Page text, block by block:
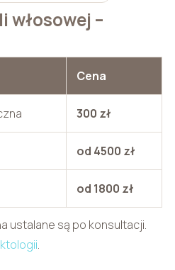
włosowej –
Cena
300 zł
od 4500 zł
od 1800 zł
ustalane są po konsultacji.
.